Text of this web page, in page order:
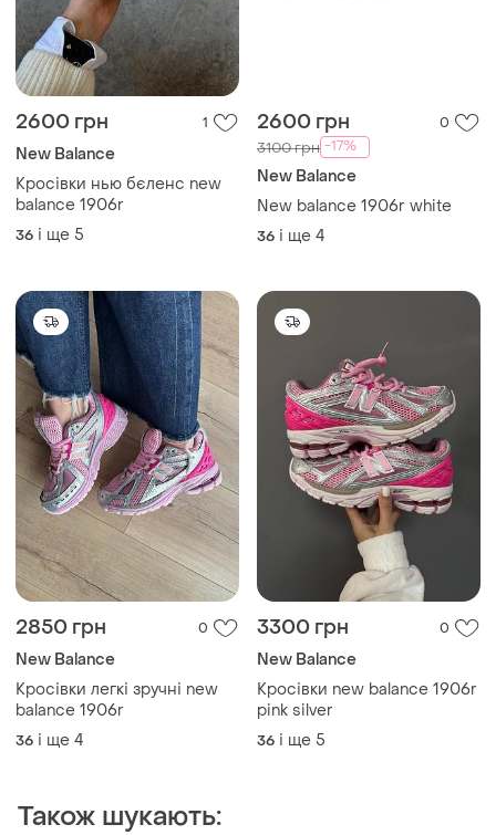
2600 грн 1
New Balance
Кросівки нью бєленс new
balance 1906r
36 і ще 5
2600 грн 0
3100 грн -17%
New Balance
New balance 1906r white
36 і ще 4
2850 грн 0
New Balance
Кросівки легкі зручні new
balance 1906r
36 і ще 4
3300 грн 0
New Balance
Кросівки new balance 1906r
pink silver
36 і ще 5
Також шукають: